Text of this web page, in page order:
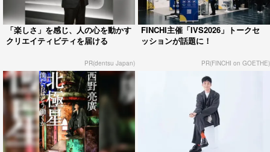
「楽しさ」を感じ、人の心を動かす
クリエイティビティを届ける
PR(dentsu Japan)
FINCHI主催「IVS2026」トークセ
ッションが話題に！
PR(FINCHI on GOETHE)